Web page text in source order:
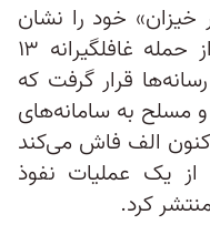
خیزان» خود را نشان
داد. در نخستین ساعات پس از حمله غافلگیرانه ۱۳
قرار گرفت که
مسلح به سامانه‌های
الف فاش می‌کند
یک عملیات نفوذ
کرد.